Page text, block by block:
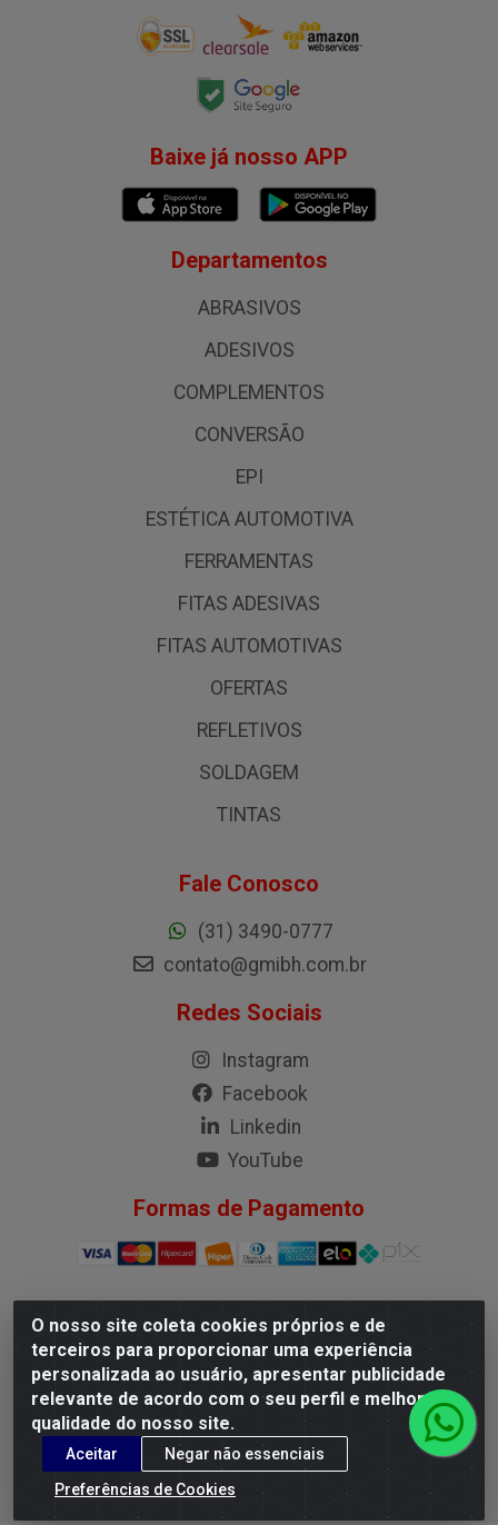
O nosso site coleta cookies próprios e de
terceiros para proporcionar uma experiência
personalizada ao usuário, apresentar publicidade
relevante de acordo com o seu perfil e melhorar a
qualidade do nosso site.
Aceitar
Negar não essenciais
Preferências de Cookies
Baixe já nosso APP
Departamentos
ABRASIVOS
ADESIVOS
COMPLEMENTOS
CONVERSÃO
EPI
ESTÉTICA AUTOMOTIVA
FERRAMENTAS
FITAS ADESIVAS
FITAS AUTOMOTIVAS
OFERTAS
REFLETIVOS
SOLDAGEM
TINTAS
Fale Conosco
(31) 3490-0777
contato@gmibh.com.br
Redes Sociais
Instagram
Facebook
Linkedin
YouTube
Formas de Pagamento
G.M.I. Distribuidora LTDA - Rua Conselheiro Pena, 50 - Santa
Branca, Belo Horizonte/MG - CEP 31.710-150 - CNPJ
04.098.359/0001-02